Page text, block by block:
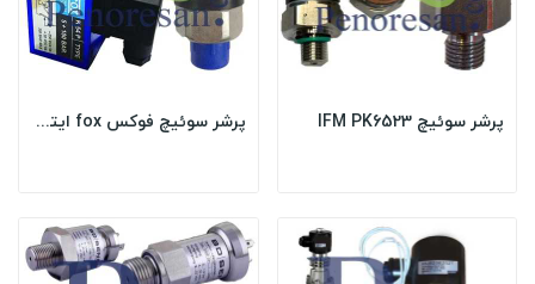
پرشر سوئیچ IFM PK6523 پرشر سوئیچ فوکس fox ایتالیا